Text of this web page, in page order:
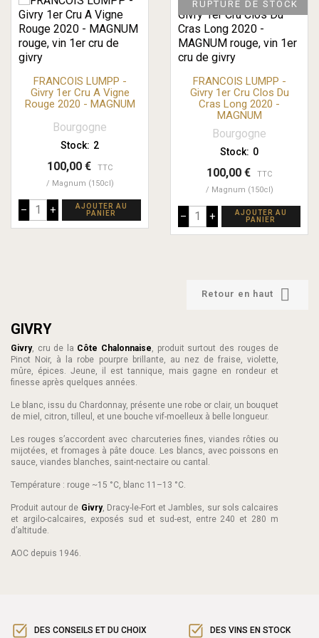
FRANCOIS LUMPP -
Givry 1er Cru A Vigne
Rouge 2020 - MAGNUM
Bourgogne
Stock: 2
100,00 €
TTC
Magnum (150cl)
– +
AJOUTER AU
PANIER
FRANCOIS LUMPP -
Givry 1er Cru Clos Du
Cras Long 2020 -
MAGNUM
Bourgogne
Stock: 0
100,00 €
TTC
Magnum (150cl)
– +
AJOUTER AU
PANIER
RUPTURE DE STOCK
Retour en haut 
GIVRY
Givry, cru de la Côte Chalonnaise, produit surtout des rouges de
Pinot Noir, à la robe pourpre brillante, au nez de fraise, violette,
mûre, épices. Jeune, il est tannique, mais gagne en rondeur et
finesse après quelques années.
Le blanc, issu du Chardonnay, présente une robe or clair, un bouquet
de miel, citron, tilleul, et une bouche vif-moelleux à belle longueur.
Les rouges s’accordent avec charcuteries fines, viandes rôties ou
mijotées, et fromages à pâte douce. Les blancs, avec poissons en
sauce, viandes blanches, saint-nectaire ou cantal.
Température : rouge ~15 °C, blanc 11–13 °C.
Produit autour de Givry, Dracy-le-Fort et Jambles, sur sols calcaires
et argilo-calcaires, exposés sud et sud-est, entre 240 et 280 m
d’altitude.
AOC depuis 1946.
DES CONSEILS ET DU CHOIX DES VINS EN STOCK